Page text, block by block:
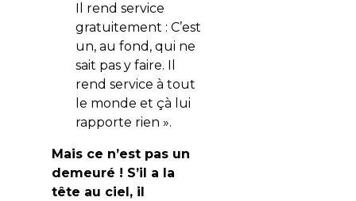
Il rend service
gratuitement : C’est
un, au fond, qui ne
sait pas y faire. Il
rend service à tout
le monde et çà lui
rapporte rien ».
Mais ce n’est pas un
demeuré ! S’il a la
tête au ciel, il